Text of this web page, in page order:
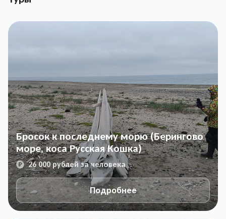
Бросок к последнему морю (Берингово
море, коса Русская Кошка)
26 000 рублей за человека
Подробнее